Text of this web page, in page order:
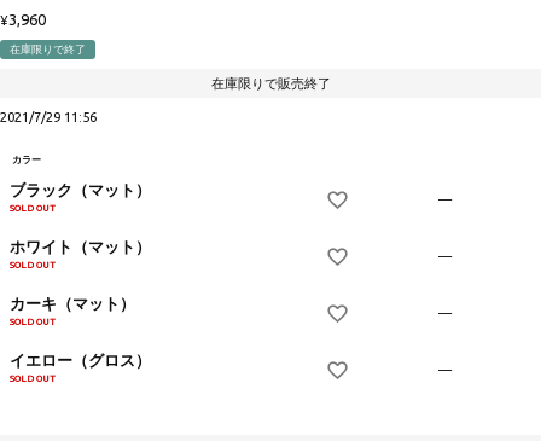
¥3,960
在庫限りで終了
在庫限りで販売終了
2021/7/29 11:56
カラー
ブラック（マット）
SOLD OUT
—
ホワイト（マット）
SOLD OUT
—
カーキ（マット）
SOLD OUT
—
イエロー（グロス）
SOLD OUT
—